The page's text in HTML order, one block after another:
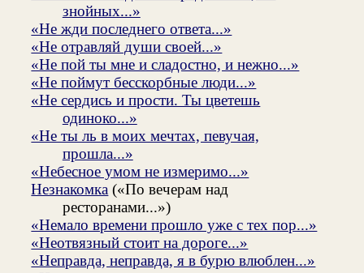
знойных...»
«Не жди последнего ответа...»
«Не отравляй души своей...»
«Не пой ты мне и сладостно, и нежно...»
«Не поймут бесскорбные люди...»
«Не сердись и прости. Ты цветешь
одиноко...»
«Не ты ль в моих мечтах, певучая,
прошла...»
«Небесное умом не измеримо...»
Незнакомка («По вечерам над
ресторанами...»)
«Немало времени прошло уже с тех пор...»
«Неотвязный стоит на дороге...»
«Неправда, неправда, я в бурю влюблен...»